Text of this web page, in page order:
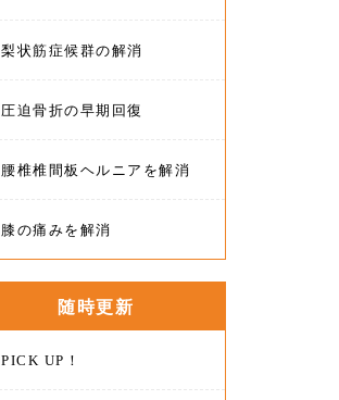
梨状筋症候群の解消
圧迫骨折の早期回復
腰椎椎間板ヘルニアを解消
膝の痛みを解消
随時更新
PICK UP！